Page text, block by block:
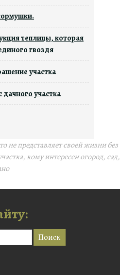
теплицы, которая
гвоздя
участка
участка
не представляет своей жизни без
кому интересен огород, сад,